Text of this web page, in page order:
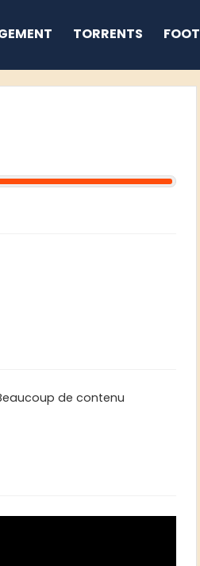
TORRENTS FOOT
de contenu